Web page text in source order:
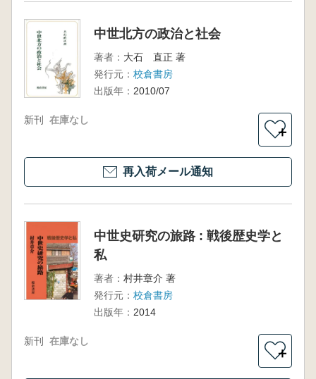
中世北方の政治と社会
著者： 大石 直正 著
発行元： 校倉書房
出版年： 2010/07
新刊 在庫なし
＋
再入荷メール通知
中世史研究の旅路 : 戦後歴史学と
私
著者： 村井章介 著
発行元： 校倉書房
出版年： 2014
新刊 在庫なし
＋